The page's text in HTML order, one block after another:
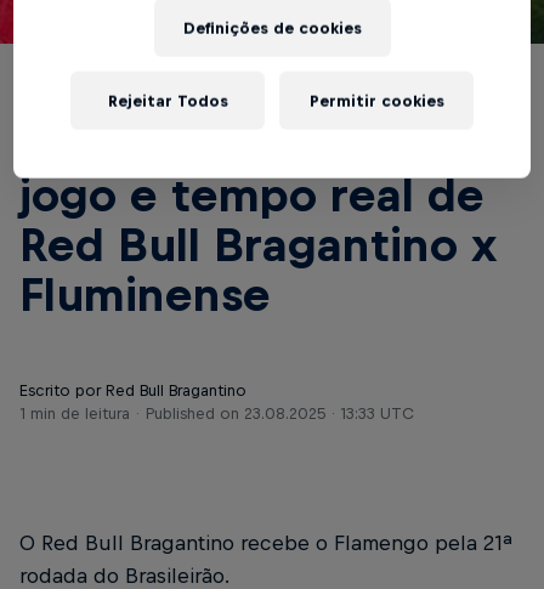
jogo e tempo real de
Red Bull Bragantino x
Fluminense
Escrito por Red Bull Bragantino
1 min de leitura
Published on 23.08.2025 · 13:33 UTC
O Red Bull Bragantino recebe o Flamengo pela 21ª
rodada do Brasileirão.
Definições de cookies
Rejeitar Todos Permitir cookies